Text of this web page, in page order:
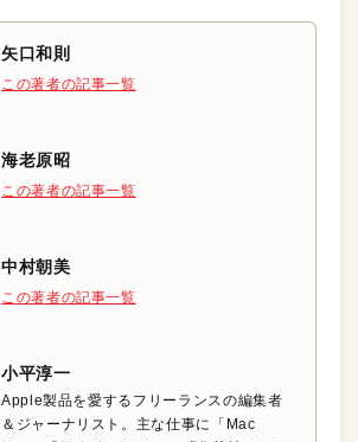
矢口和則
この著者の記事一覧
海老原昭
この著者の記事一覧
中村朝美
この著者の記事一覧
小平淳一
Apple製品を愛するフリーランスの編集者
＆ジャーナリスト。主な仕事に「Mac